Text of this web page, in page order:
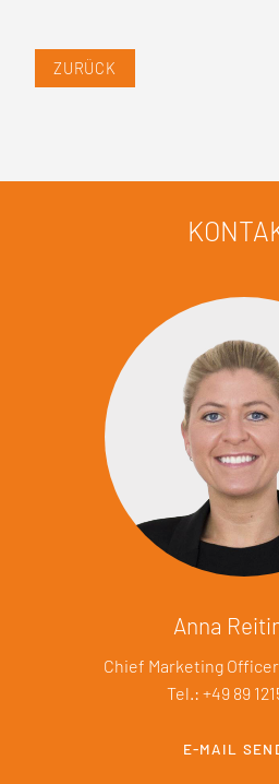
ZURÜCK
Anna
Chief Marketing Officer
Tel.: +49 89
E-MAIL